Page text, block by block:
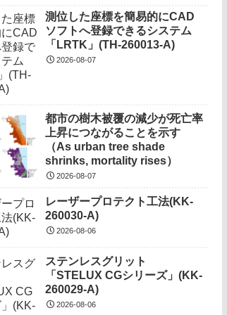
測位した座標を簡易的にCAD
ソフトへ登録できるシステム
「LRTK」(TH-260013-A)
2026-08-07
都市の樹木被覆の減少が死亡率
上昇につながることを示す
（As urban tree shade
shrinks, mortality rises）
2026-08-07
レーザープロテクト⼯法(KK-
260030-A)
2026-08-06
ステンレスグリット
「STELUX CGシリーズ」(KK-
260029-A)
2026-08-06